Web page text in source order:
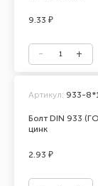
9.33 ₽
Болт DIN 933
цинк
Артикул: 933-
2.93 ₽